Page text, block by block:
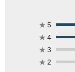
★ 5
★ 4
★ 3
★ 2